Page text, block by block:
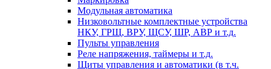
Модульная автоматика
Низковольтные комплектные устройства
НКУ, ГРЩ, ВРУ, ЩСУ, ШР, АВР и т.д.
Пульты управления
Реле напряжения, таймеры и т.д.
Щиты управления и автоматики (в т.ч.